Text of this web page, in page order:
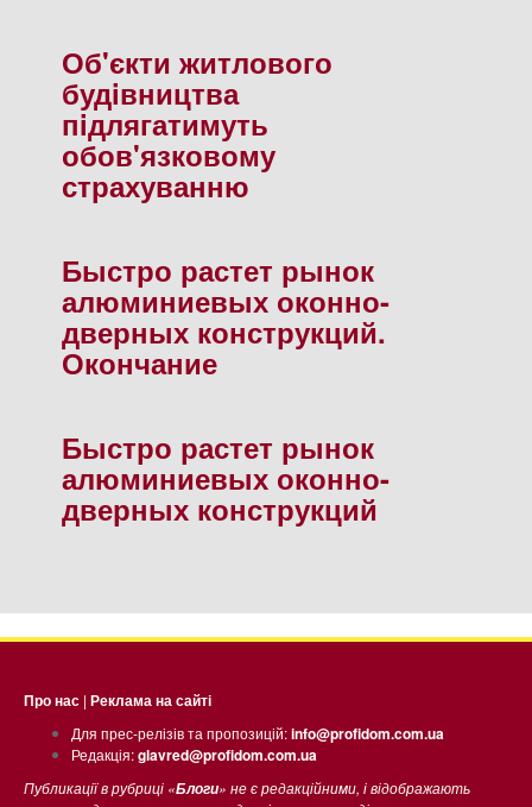
Об'єкти житлового
будiвництва
пiдлягатимуть
обов'язковому
страхуванню
Быстро растет рынок
алюминиевых оконно-
дверных конструкций.
Окончание
Быстро растет рынок
алюминиевых оконно-
дверных конструкций
Про нас | Реклама на сайті
Для прес-релізів та пропозицій:info@profidom.com.ua
Редакція:glavred@profidom.com.ua
Публикації в рубриці «Блоги» не є редакційними, і відображають